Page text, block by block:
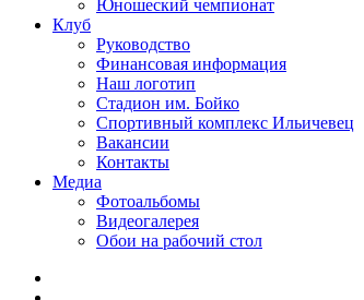
Юношеский чемпионат
Клуб
Руководство
Финансовая информация
Наш логотип
Стадион им. Бойко
Спортивный комплекс Ильичевец
Вакансии
Контакты
Медиа
Фотоальбомы
Видеогалерея
Обои на рабочий стол